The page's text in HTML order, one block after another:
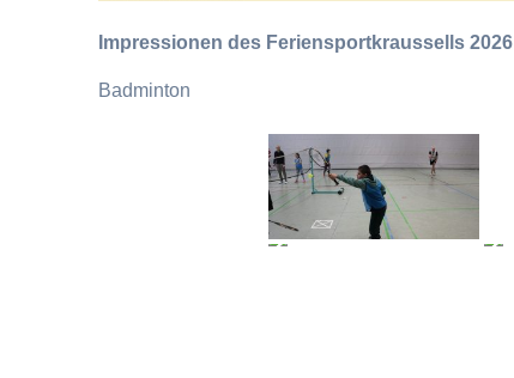
Impressionen des Feriensportkraussells 2026
Badminton